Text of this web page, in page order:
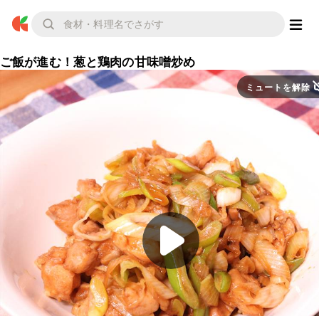
ご飯が進む！葱と鶏肉の甘味噌炒め
ミュートを解除